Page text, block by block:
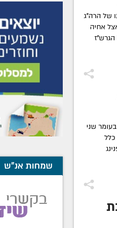
של הרה"ג
אחיה
שני
שמחות אנ"ש